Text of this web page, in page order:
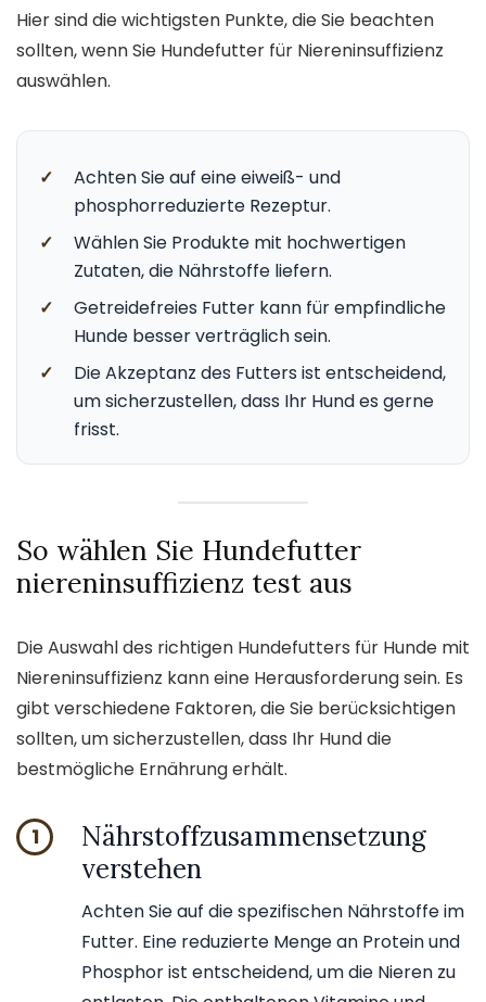
Hier sind die wichtigsten Punkte, die Sie beachten
sollten, wenn Sie Hundefutter für Niereninsuffizienz
auswählen.
✓
Achten Sie auf eine eiweiß- und
phosphorreduzierte Rezeptur.
✓
Wählen Sie Produkte mit hochwertigen
Zutaten, die Nährstoffe liefern.
✓
Getreidefreies Futter kann für empfindliche
Hunde besser verträglich sein.
✓
Die Akzeptanz des Futters ist entscheidend,
um sicherzustellen, dass Ihr Hund es gerne
frisst.
So wählen Sie Hundefutter
niereninsuffizienz test aus
Die Auswahl des richtigen Hundefutters für Hunde mit
Niereninsuffizienz kann eine Herausforderung sein. Es
gibt verschiedene Faktoren, die Sie berücksichtigen
sollten, um sicherzustellen, dass Ihr Hund die
bestmögliche Ernährung erhält.
1
Nährstoffzusammensetzung
verstehen
Achten Sie auf die spezifischen Nährstoffe im
Futter. Eine reduzierte Menge an Protein und
Phosphor ist entscheidend, um die Nieren zu